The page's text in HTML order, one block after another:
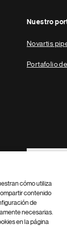
Nuestro
Novartis
Portafolio
Footer Site
Mapa del sitio
cómo utiliza
contenido
de
necesarias.
en la página